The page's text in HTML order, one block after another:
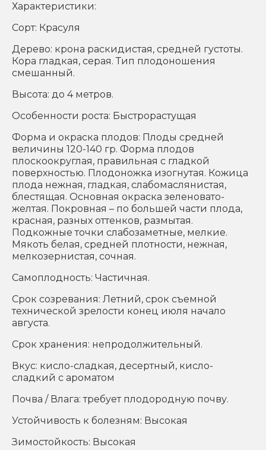
Характеристики:
Сорт: Красуля
Дерево: крона раскидистая, средней густоты.
Кора гладкая, серая. Тип плодоношения
смешанный.
Высота: до 4 метров.
Особенности роста: Быстрорастущая
Форма и окраска плодов: Плоды средней
величины 120-140 гр. Форма плодов
плоскоокруглая, правильная с гладкой
поверхностью. Плодоножка изогнутая. Кожица
плода нежная, гладкая, слабомаслянистая,
блестящая. Основная окраска зеленовато-
желтая. Покровная – по большей части плода,
красная, разных оттенков, размытая.
Подкожные точки слабозаметные, мелкие.
Мякоть белая, средней плотности, нежная,
мелкозернистая, сочная.
Самоплодность: Частичная.
Срок созревания: Летний, срок съемной
технической зрелости конец июля начало
августа.
Срок хранения: непродолжительный.
Вкус: кисло-сладкая, десертный, кисло-
сладкий с ароматом
Почва / Влага: требует плодородную почву.
Устойчивость к болезням: Высокая
Зимостойкость: Высокая